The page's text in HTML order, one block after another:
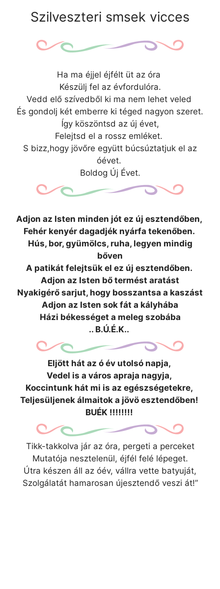
Szilveszteri smsek vicces
Ha ma éjjel éjfélt üt az óra
Készülj fel az évfordulóra.
Vedd elő szívedből ki ma nem lehet veled
És gondolj két emberre ki téged nagyon szeret.
Így köszöntsd az új évet,
Felejtsd el a rossz emléket.
S bizz,hogy jövőre együtt búcsúztatjuk el az
óévet.
Boldog Új Évet.
Adjon az Isten minden jót ez új esztendőben,
Fehér kenyér dagadjék nyárfa tekenőben.
Hús, bor, gyümölcs, ruha, legyen mindig
bőven
A patikát felejtsük el ez új esztendőben.
Adjon az Isten bő termést aratást
Nyakigérő sarjut, hogy bosszantsa a kaszást
Adjon az Isten sok fát a kályhába
Házi békességet a meleg szobába
.. B.Ú.É.K..
Eljött hát az ó év utolsó napja,
Vedel is a város apraja nagyja,
Koccintunk hát mi is az egészségetekre,
Teljesüljenek álmaitok a jövö esztendőben!
BUÉK !!!!!!!!
Tikk-takkolva jár az óra, pergeti a perceket
Mutatója nesztelenül, éjfél felé lépeget.
Útra készen áll az óév, vállra vette batyuját,
Szolgálatát hamarosan újesztendő veszi át!”